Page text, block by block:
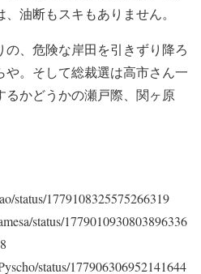
油断もスキもありません。
、危険な岸田を引きずり降ろ
や。そして総裁選は高市さん一
るかどうかの瀬戸際、関ヶ原
status/1779108325575266319
status/1779010930803896336
status/177906306952141644